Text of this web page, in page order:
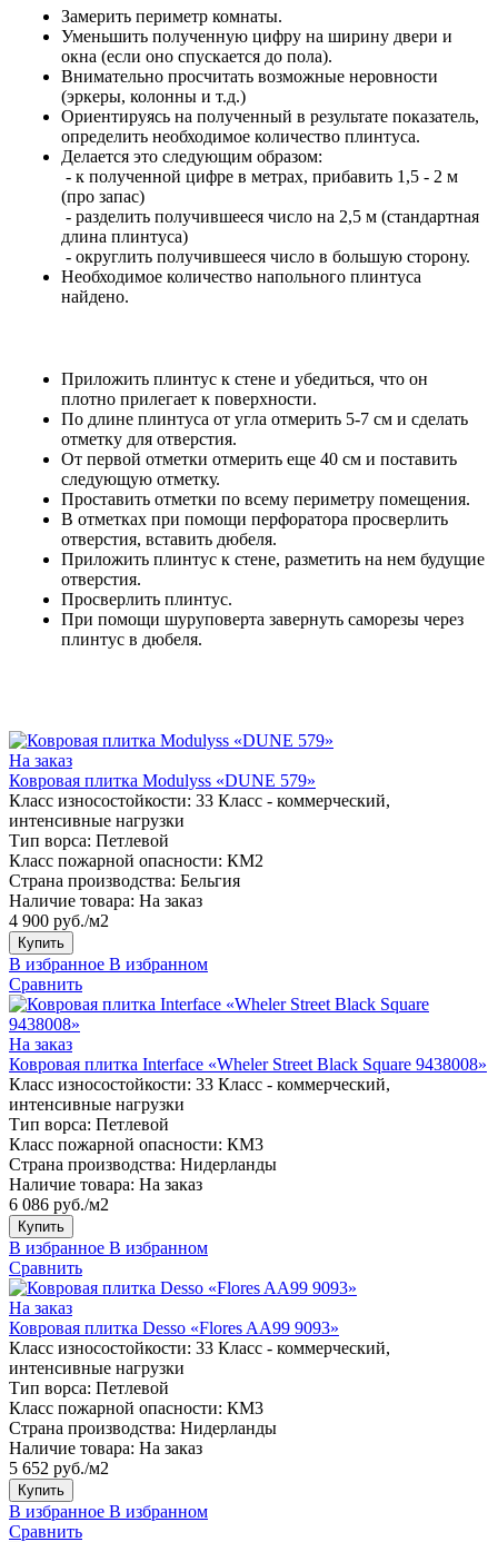
Замерить периметр комнаты.
Уменьшить полученную цифру на ширину двери и
окна (если оно спускается до пола).
Внимательно просчитать возможные неровности
(эркеры, колонны и т.д.)
Ориентируясь на полученный в результате показатель,
определить необходимое количество плинтуса.
Делается это следующим образом:
- к полученной цифре в метрах, прибавить 1,5 - 2 м
(про запас)
- разделить получившееся число на 2,5 м (стандартная
длина плинтуса)
- округлить получившееся число в большую сторону.
Необходимое количество напольного плинтуса
найдено.
Приложить плинтус к стене и убедиться, что он
плотно прилегает к поверхности.
По длине плинтуса от угла отмерить 5-7 см и сделать
отметку для отверстия.
От первой отметки отмерить еще 40 см и поставить
следующую отметку.
Проставить отметки по всему периметру помещения.
В отметках при помощи перфоратора просверлить
отверстия, вставить дюбеля.
Приложить плинтус к стене, разметить на нем будущие
отверстия.
Просверлить плинтус.
При помощи шуруповерта завернуть саморезы через
плинтус в дюбеля.
На заказ
Ковровая плитка Modulyss «DUNE 579»
Класс износостойкости: 33 Класс - коммерческий,
интенсивные нагрузки
Тип ворса: Петлевой
Класс пожарной опасности: КМ2
Страна производства: Бельгия
Наличие товара: На заказ
4 900 руб./м2
Купить
В избранное В избранном
Сравнить
На заказ
Ковровая плитка Interface «Wheler Street Black Square 9438008»
Класс износостойкости: 33 Класс - коммерческий,
интенсивные нагрузки
Тип ворса: Петлевой
Класс пожарной опасности: КМ3
Страна производства: Нидерланды
Наличие товара: На заказ
6 086 руб./м2
Купить
В избранное В избранном
Сравнить
На заказ
Ковровая плитка Desso «Flores AA99 9093»
Класс износостойкости: 33 Класс - коммерческий,
интенсивные нагрузки
Тип ворса: Петлевой
Класс пожарной опасности: КМ3
Страна производства: Нидерланды
Наличие товара: На заказ
5 652 руб./м2
Купить
В избранное В избранном
Сравнить